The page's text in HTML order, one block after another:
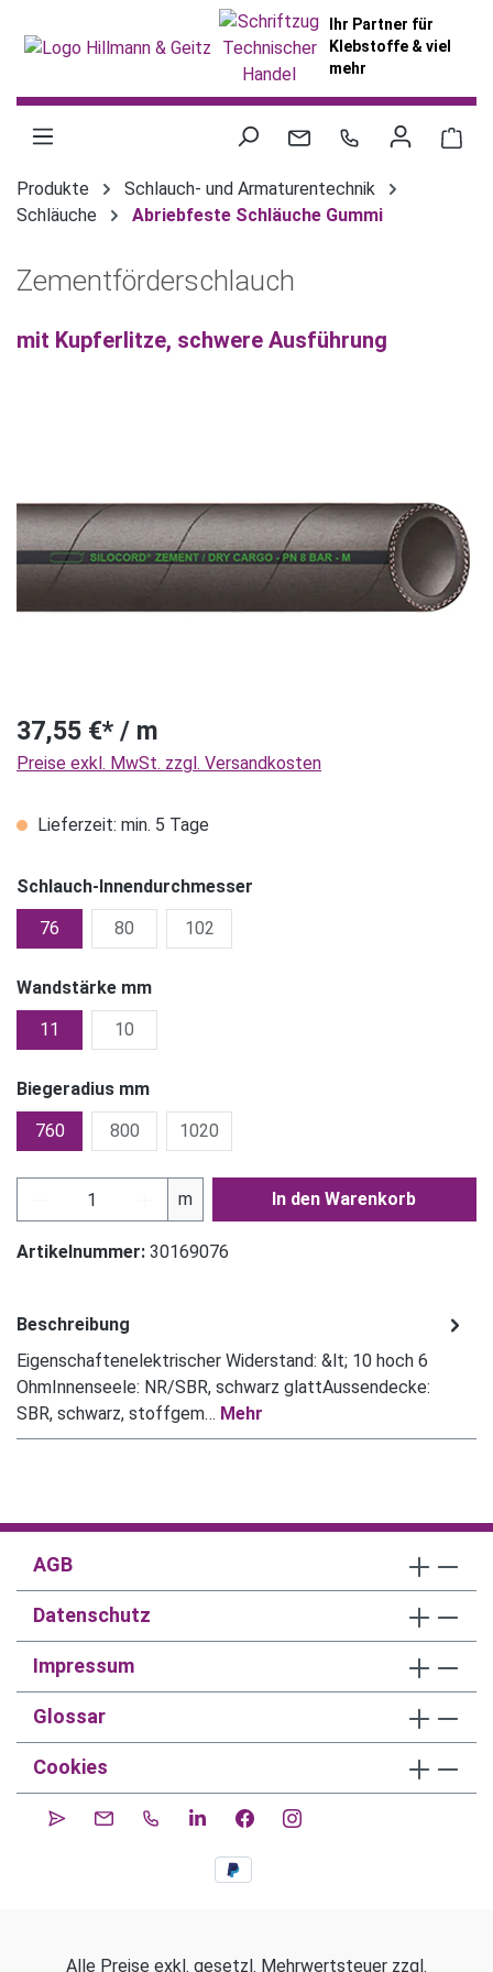
Ihr Partner für
Klebstoffe & viel
mehr
Produkte
Schlauch- und Armaturentechnik
Schläuche
Abriebfeste Schläuche Gummi
Zementförderschlauch
mit Kupferlitze, schwere Ausführung
37,55 €* / m
Preise exkl. MwSt. zzgl. Versandkosten
Lieferzeit: min. 5 Tage
Schlauch-Innendurchmesser
76
80 102
Wandstärke mm
11
10
Biegeradius mm
760
800 1020
Produkt Anzahl: Gib den gewünschten Wert
m In den Warenkorb
Artikelnummer: 30169076
Beschreibung
Eigenschaftenelektrischer Widerstand: &lt; 10 hoch 6
OhmInnenseele: NR/SBR, schwarz glattAussendecke:
SBR, schwarz, stoffgem… Mehr
AGB
Datenschutz
Impressum
Glossar
Cookies
Alle Preise exkl. gesetzl. Mehrwertsteuer zzgl.